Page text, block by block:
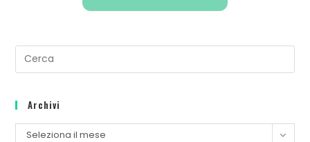
Archivi
Seleziona il mese